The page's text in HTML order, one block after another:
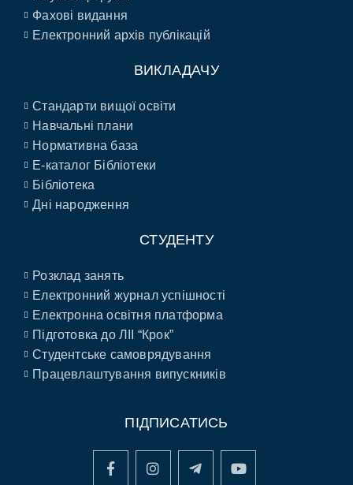
Фахові видання
Електронний архів публікацій
ВИКЛАДАЧУ
Стандарти вищої освіти
Навчальні плани
Нормативна база
E-каталог Бібліотеки
Бібліотека
Дні народження
СТУДЕНТУ
Розклад занять
Електронний журнал успішності
Електронна освітня платформа
Підготовка до ЛІІ “Крок”
Студентське самоврядування
Працевлаштування випускників
ПІДПИСАТИСЬ